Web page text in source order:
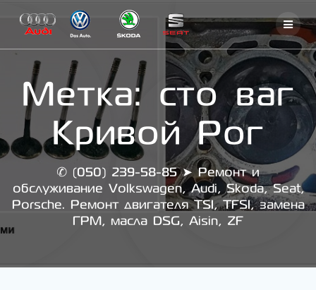
to
content
Метка: сто ваг
Кривой Рог
✆ (050) 239-58-85 ➤ Ремонт и
обслуживание Volkswagen, Audi, Skoda, Seat,
Porsche. Ремонт двигателя TSI, TFSI, замена
ГРМ, масла DSG, Aisin, ZF